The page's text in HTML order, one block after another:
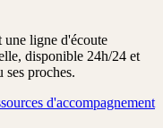
une ligne d'écoute
disponible 24h/24 et
ses proches.
d'accompagnement